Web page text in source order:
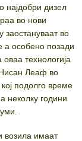
најдобри дизел
во нови
заостануваат во
а особено позади
технологија
Леаф во
подолго време
неколку години
возила имаат